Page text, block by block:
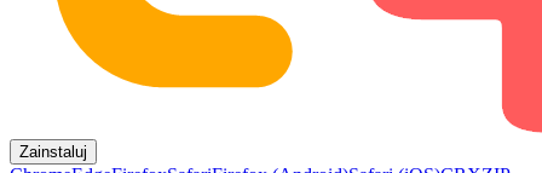
Zainstaluj